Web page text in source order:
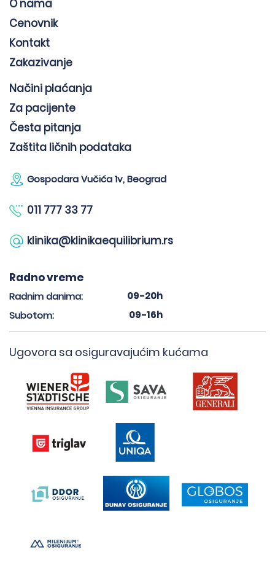
O nama
Cenovnik
Kontakt
Zakazivanje
Načini plaćanja
Za pacijente
Česta pitanja
Zaštita ličnih podataka
Gospodara Vučića 1v, Beograd
011 777 33 77
klinika@klinikaequilibrium.rs
Radno vreme
Radnim danima:
09-20h
Subotom:
09-16h
Ugovora sa osiguravajućim kućama